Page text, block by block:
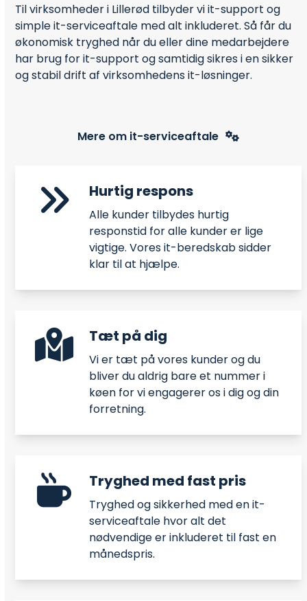
Til virksomheder i Lillerød tilbyder vi it-support og
simple it-serviceaftale med alt inkluderet. Så får du
økonomisk tryghed når du eller dine medarbejdere
har brug for it-support og samtidig sikres i en sikker
og stabil drift af virksomhedens it-løsninger.
Mere om it-serviceaftale
Hurtig respons
Alle kunder tilbydes hurtig
responstid for alle kunder er lige
vigtige. Vores it-beredskab sidder
klar til at hjælpe.
Tæt på dig
Vi er tæt på vores kunder og du
bliver du aldrig bare et nummer i
køen for vi engagerer os i dig og din
forretning.
Tryghed med fast pris
Tryghed og sikkerhed med en it-
serviceaftale hvor alt det
nødvendige er inkluderet til fast en
månedspris.